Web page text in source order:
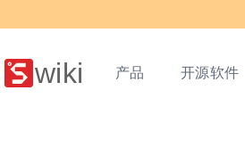
wiki 产品 开源软件